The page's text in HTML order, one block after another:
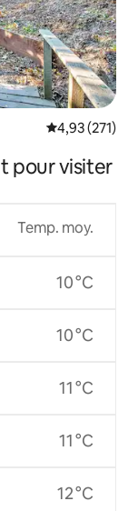
Évaluation
4,93 (271)
pour visiter
Temp. moy.
10 °C
10 °C
11 °C
11 °C
12 °C